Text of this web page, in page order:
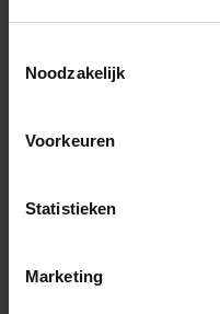
Noodzakelijk
Voorkeuren
Statistieken
Marketing
Appartement